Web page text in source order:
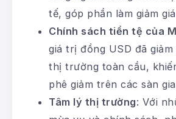
tế, góp phần làm giảm
Chính sách tiền tệ của
giá trị đồng USD đã
thị trường toàn cầu,
phê giảm trên các sàn
Tâm lý thị trường: Với